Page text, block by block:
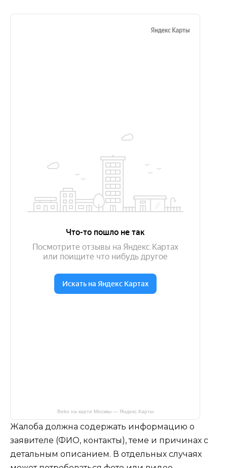
Beko на карте Москвы — Яндекс.Карты
Жалоба должна содержать информацию о
заявителе (ФИО, контакты), теме и причинах с
детальным описанием. В отдельных случаях